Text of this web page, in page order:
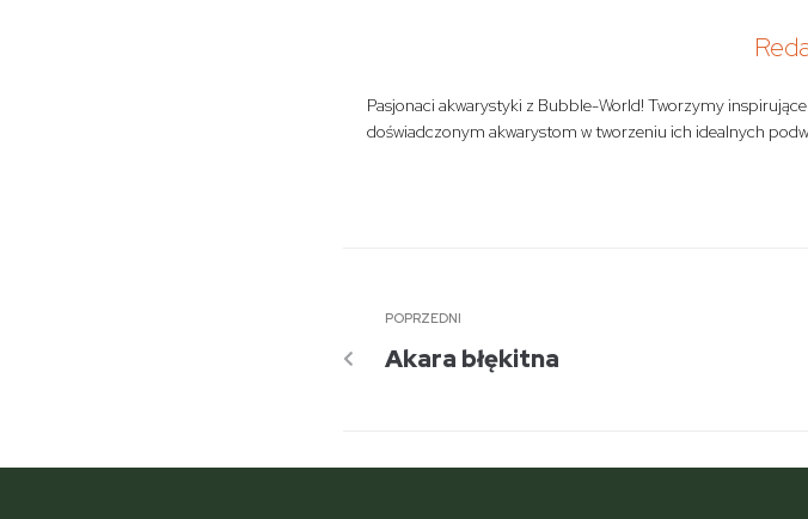
Pasjonaci akwarystyki z Bubble-World! Tworzymy
doświadczonym akwarystom w tworzeniu ich idealnych
POPRZEDNI
Akara błękitna